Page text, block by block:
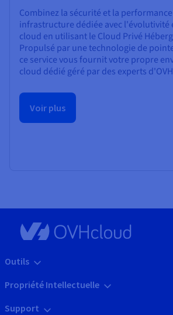
Combinez la sécurité et la
infrastructure dédiée avec l'évolutivité
cloud en utilisant le Cloud Privé
Propulsé par une technologie de
ce service vous fournit votre propre
cloud dédié géré par des experts
Voir plus
Outils
Propriété Intellectuelle
Support